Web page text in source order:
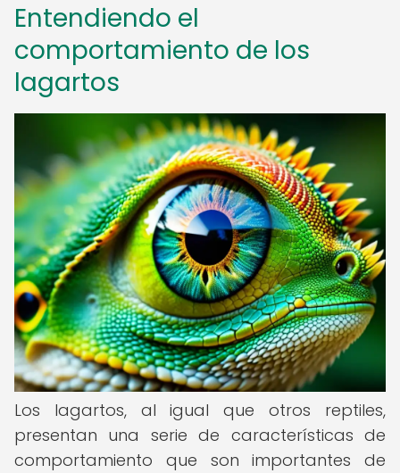
Entendiendo el
comportamiento de los
lagartos
Los lagartos, al igual que otros reptiles,
presentan una serie de características de
comportamiento que son importantes de